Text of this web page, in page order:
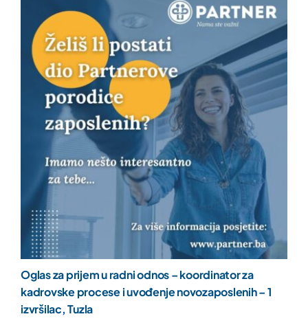
Oglas za prijem u radni odnos – koordinator za
kadrovske procese i uvođenje novozaposlenih – 1
izvršilac, Tuzla